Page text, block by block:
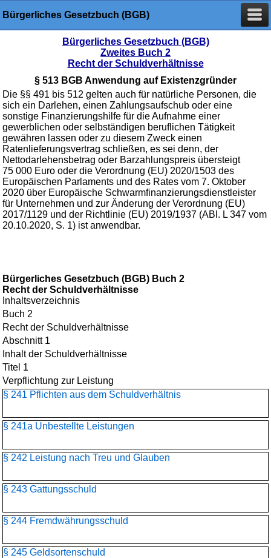
Bürgerliches Gesetzbuch (BGB)
Bürgerliches Gesetzbuch (BGB)
Zweites Buch 2
Recht der Schuldverhältnisse
§ 513 BGB Anwendung auf Existenzgründer
Die §§ 491 bis 512 gelten auch für natürliche Personen, die
sich ein Darlehen, einen Zahlungsaufschub oder eine
sonstige Finanzierungshilfe für die Aufnahme einer
gewerblichen oder selbständigen beruflichen Tätigkeit
gewähren lassen oder zu diesem Zweck einen
Ratenlieferungsvertrag schließen, es sei denn, der
Nettodarlehensbetrag oder Barzahlungspreis übersteigt
75 000 Euro oder die Verordnung (EU) 2020/1503 des
Europäischen Parlaments und des Rates vom 7. Oktober
2020 über Europäische Schwarmfinanzierungsdienstleister
für Unternehmen und zur Änderung der Verordnung (EU)
2017/1129 und der Richtlinie (EU) 2019/1937 (ABl. L 347 vom
20.10.2020, S. 1) ist anwendbar.
Bürgerliches Gesetzbuch (BGB) Buch 2
Recht der Schuldverhältnisse
Inhaltsverzeichnis
Buch 2
Recht der Schuldverhältnisse
Abschnitt 1
Inhalt der Schuldverhältnisse
Titel 1
Verpflichtung zur Leistung
§ 241 Pflichten aus dem Schuldverhältnis
§ 241a Unbestellte Leistungen
§ 242 Leistung nach Treu und Glauben
§ 243 Gattungsschuld
§ 244 Fremdwährungsschuld
§ 245 Geldsortenschuld